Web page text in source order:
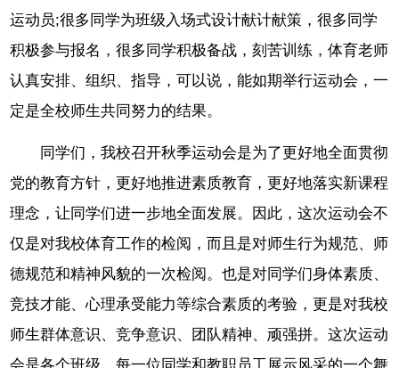
运动员;很多同学为班级入场式设计献计献策，很多同学
积极参与报名，很多同学积极备战，刻苦训练，体育老师
认真安排、组织、指导，可以说，能如期举行运动会，一
定是全校师生共同努力的结果。
同学们，我校召开秋季运动会是为了更好地全面贯彻
党的教育方针，更好地推进素质教育，更好地落实新课程
理念，让同学们进一步地全面发展。因此，这次运动会不
仅是对我校体育工作的检阅，而且是对师生行为规范、师
德规范和精神风貌的一次检阅。也是对同学们身体素质、
竞技才能、心理承受能力等综合素质的考验，更是对我校
师生群体意识、竞争意识、团队精神、顽强拼。这次运动